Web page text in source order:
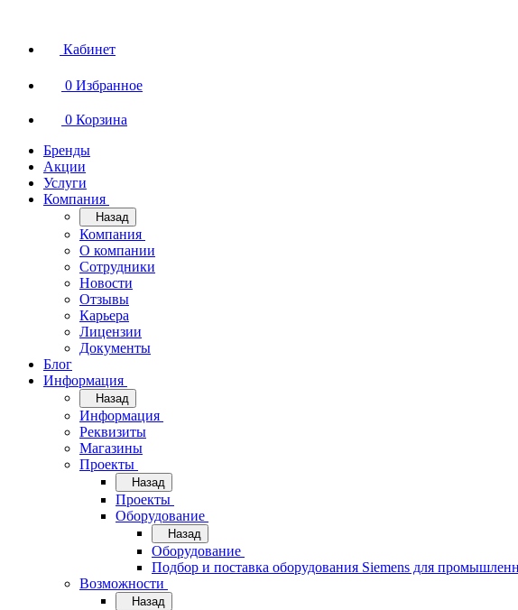
Кабинет
0 Избранное
0 Корзина
Бренды
Акции
Услуги
Компания
Назад
Компания
О компании
Сотрудники
Новости
Отзывы
Карьера
Лицензии
Документы
Блог
Информация
Назад
Информация
Реквизиты
Магазины
Проекты
Назад
Проекты
Оборудование
Назад
Оборудование
Подбор и поставка оборудования Siemens для
Возможности
Назад